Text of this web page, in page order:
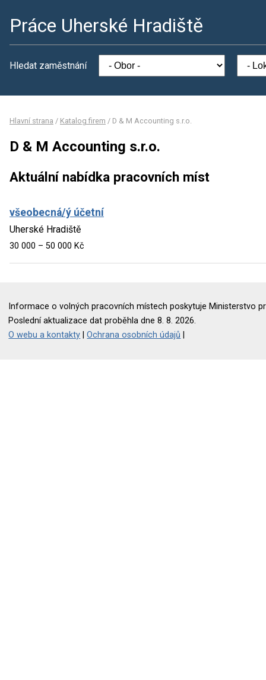
Práce Uherské Hradiště
Hledat zaměstnání
Hlavní strana / Katalog firem / D & M Accounting s.r.o.
D & M Accounting s.r.o.
Aktuální nabídka pracovních míst
všeobecná/ý účetní
Uherské Hradiště
30 000 – 50 000 Kč
Informace o volných pracovních místech poskytuje Ministerstvo
Poslední aktualizace dat proběhla dne 8. 8. 2026.
O webu a kontakty |Ochrana osobních údajů